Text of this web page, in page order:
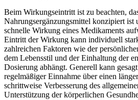
Beim Wirkungseintritt ist zu beachten,
Nahrungsergänzungsmittel konzipiert ist
schnelle Wirkung eines Medikaments
Eintritt der Wirkung kann individuell
zahlreichen Faktoren wie der
dem Lebensstil und der Einhaltung der
Dosierung abhängt. Generell kann
regelmäßiger Einnahme über einen
schrittweise Verbesserung des
Unterstützung der körperlichen